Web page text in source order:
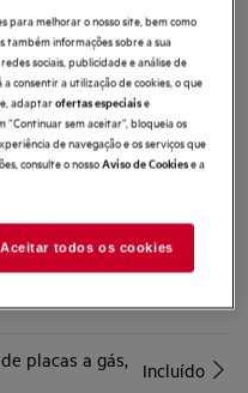
mais versatilidade
uma cozedura mais eficiente
placas a gás,
Incluído
para melhorar o nosso site, bem como
também informações sobre a sua
sociais, publicidade e análise de
consentir a utilização de cookies, o que
adaptarofertas especiaise
sem aceitar”, bloqueia os
de navegação e os serviços que
consulte o nossoAviso de Cookiese a
Aceitar todos os cookies